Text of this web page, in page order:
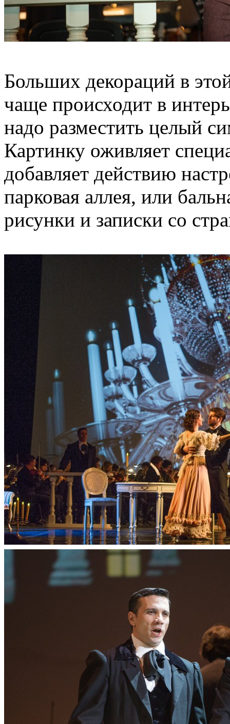
Больших декораций в
чаще происходит в
надо разместить целый
Картинку оживляет
добавляет действию
парковая аллея, или
рисунки и записки со